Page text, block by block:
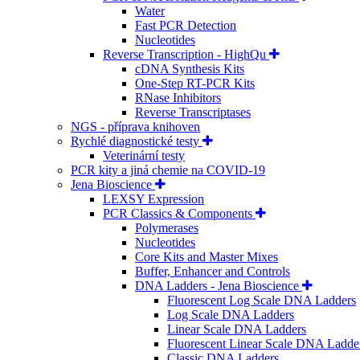
Water
Fast PCR Detection
Nucleotides
Reverse Transcription - HighQu
cDNA Synthesis Kits
One-Step RT-PCR Kits
RNase Inhibitors
Reverse Transcriptases
NGS - příprava knihoven
Rychlé diagnostické testy
Veterinární testy
PCR kity a jiná chemie na COVID-19
Jena Bioscience
LEXSY Expression
PCR Classics & Components
Polymerases
Nucleotides
Core Kits and Master Mixes
Buffer, Enhancer and Controls
DNA Ladders - Jena Bioscience
Fluorescent Log Scale DNA Ladders
Log Scale DNA Ladders
Linear Scale DNA Ladders
Fluorescent Linear Scale DNA